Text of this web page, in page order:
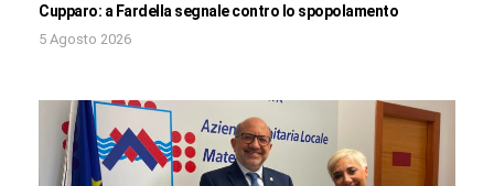
Cupparo: a Fardella segnale contro lo spopolamento
5 Agosto 2026